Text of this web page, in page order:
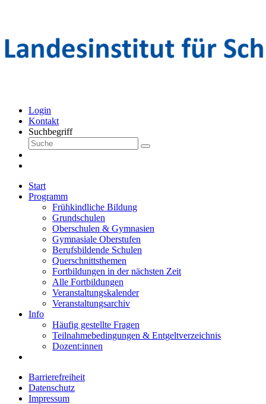
Login
Kontakt
Suchbegriff
Start
Programm
Frühkindliche Bildung
Grundschulen
Oberschulen & Gymnasien
Gymnasiale Oberstufen
Berufsbildende Schulen
Querschnittsthemen
Fortbildungen in der nächsten Zeit
Alle Fortbildungen
Veranstaltungskalender
Veranstaltungsarchiv
Info
Häufig gestellte Fragen
Teilnahmebedingungen & Entgeltverzeichnis
Dozent:innen
Barrierefreiheit
Datenschutz
Impressum